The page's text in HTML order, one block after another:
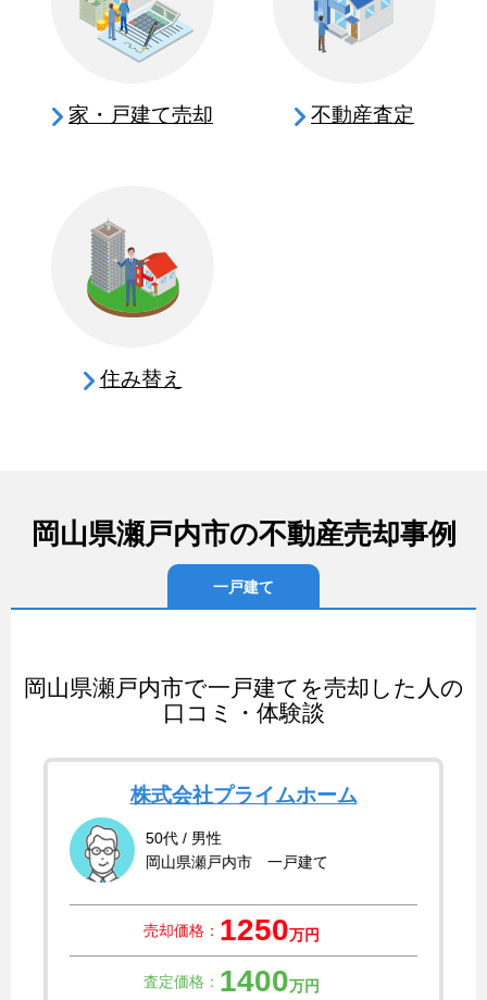
家・戸建て売却 不動産査定
住み替え
岡山県瀬戸内市の不動産売却事例
一戸建て
岡山県瀬戸内市で一戸建てを売却した人の
口コミ・体験談
株式会社プライムホーム
50代 / 男性
岡山県瀬戸内市 一戸建て
売却価格： 1250万円
査定価格： 1400万円